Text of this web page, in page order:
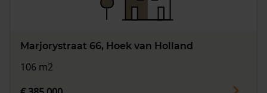
Marjorystraat 66, Hoek van Holland
106 m2